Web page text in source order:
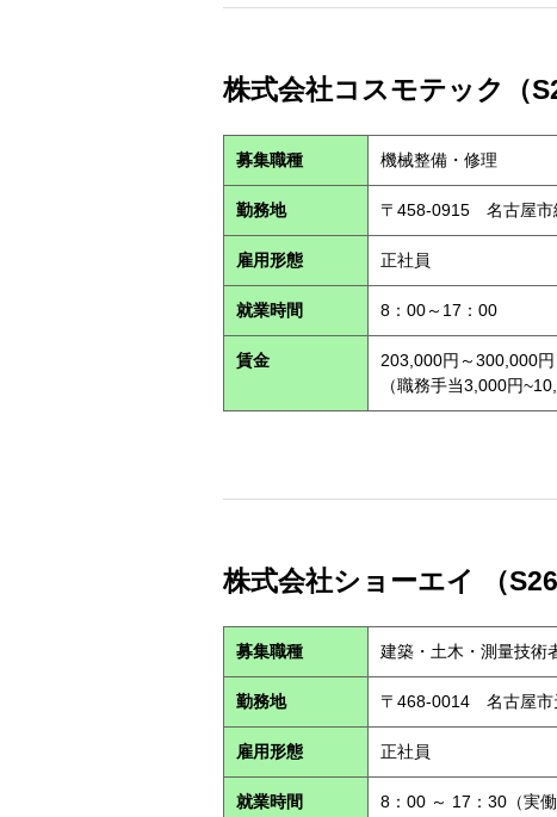
株式会社コスモテック（
募集職種 機械整備・修理
勤務地 〒458-0915 名古屋市
雇用形態 正社員
就業時間 8：00～17：00
賃金
203,000円～300,000円
（職務手当3,000円
株式会社ショーエイ （
募集職種 建築・土木・測量技術
勤務地 〒468-0014 名古屋市
雇用形態 正社員
就業時間 8：00 ～ 17：30（実働